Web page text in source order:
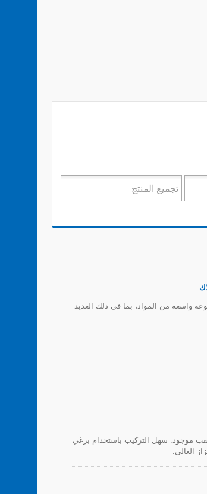
واسعة من المواد، بما في ذلك العديد
موجود. سهل التركيب باستخدام برغي
العالي.